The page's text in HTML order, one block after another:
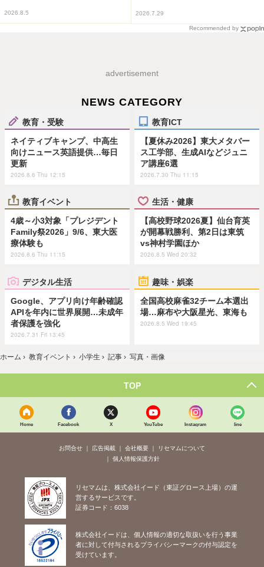
2026.8.5 2026.7.29
Recommended by
advertisement
NEWS CATEGORY
教育・受験
ネイティブキャンプ、中高生
向けニュース英語提供…毎日
更新
2026.8.6 Thu 12:15
教育ICT
【夏休み2026】東大メタバー
ス工学部、生成AIなどジュニ
ア講座6選
2026.7.30 Thu 11:15
教育イベント
4歳～小3対象「プレジデント
Family祭2026」9/6、東大医
療体験も
2026.8.6 Thu 11:15
生活・健康
【高校野球2026夏】仙台育英
が開幕戦勝利、第2日は東筑
vs神村学園ほか
2026.8.5 Wed 20:32
デジタル生活
Google、アプリ向け年齢確認
APIを年内に世界展開…未成年
者保護を強化
2026.7.31 Fri 13:45
趣味・娯楽
全国高校麻雀32チーム本選出
場…麻布や大阪星光、東海も
2026.8.5 Wed 19:45
ホーム › 教育イベント › 小学生 › 記事 › 写真・画像
TOP
Home Facebook X YouTube Instagram line
お問合せ 広告掲載 会社概要
リセマムについて
個人情報保護方針
リセマムは、株式会社イード（東証グロース上場）の運
営するサービスです。
証券コード：6038
株式会社イードは、個人情報の適切な取扱いを行う事業
者に対して付与されるプライバシーマークの付与認定を
受けています。